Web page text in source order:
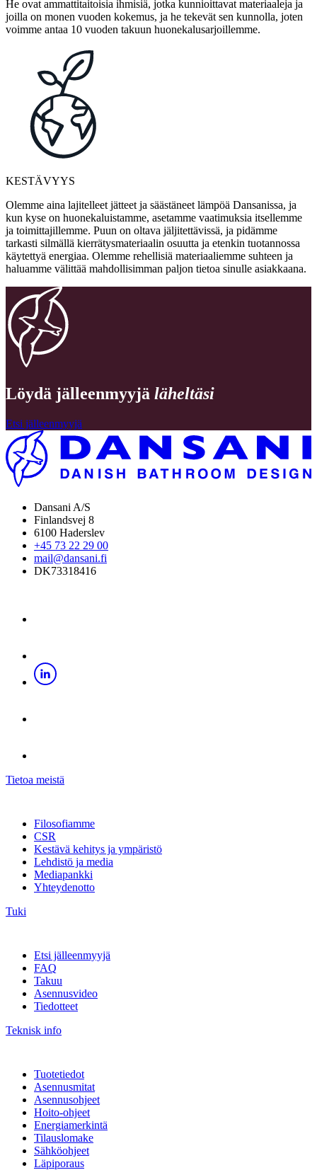
He ovat ammattitaitoisia ihmisiä, jotka kunnioittavat materiaaleja ja
joilla on monen vuoden kokemus, ja he tekevät sen kunnolla, joten
voimme antaa 10 vuoden takuun huonekalusarjoillemme.
KESTÄVYYS
Olemme aina lajitelleet jätteet ja säästäneet lämpöä Dansanissa, ja
kun kyse on huonekaluistamme, asetamme vaatimuksia itsellemme
ja toimittajillemme. Puun on oltava jäljitettävissä, ja pidämme
tarkasti silmällä kierrätysmateriaalin osuutta ja etenkin tuotannossa
käytettyä energiaa. Olemme rehellisiä materiaaliemme suhteen ja
haluamme välittää mahdollisimman paljon tietoa sinulle asiakkaana.
Löydä jälleenmyyjä läheltäsi
Etsi jälleenmyyjä
Dansani A/S
Finlandsvej 8
6100 Haderslev
+45 73 22 29 00
mail@dansani.fi
DK73318416
Tietoa meistä
Filosofiamme
CSR
Kestävä kehitys ja ympäristö
Lehdistö ja media
Mediapankki
Yhteydenotto
Tuki
Etsi jälleenmyyjä
FAQ
Takuu
Asennusvideo
Tiedotteet
Teknisk info
Tuotetiedot
Asennusmitat
Asennusohjeet
Hoito-ohjeet
Energiamerkintä
Tilauslomake
Sähköohjeet
Läpiporaus